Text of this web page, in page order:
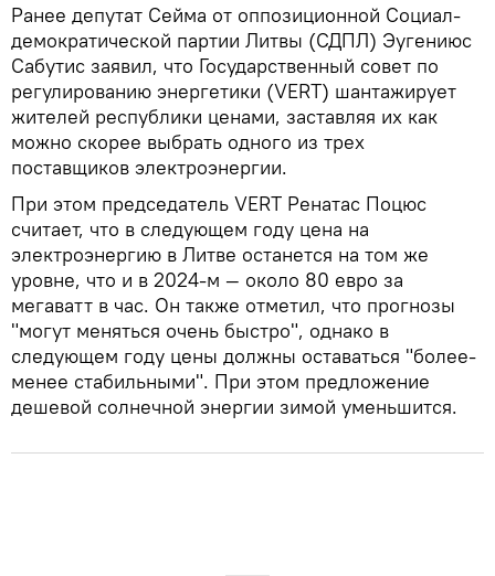
Ранее депутат Сейма от оппозиционной Социал-
демократической партии Литвы (СДПЛ) Эугениюс
Сабутис заявил, что Государственный совет по
регулированию энергетики (VERT) шантажирует
жителей республики ценами, заставляя их как
можно скорее выбрать одного из трех
поставщиков электроэнергии.
При этом председатель VERT Ренатас Поцюс
считает, что в следующем году цена на
электроэнергию в Литве останется на том же
уровне, что и в 2024-м — около 80 евро за
мегаватт в час. Он также отметил, что прогнозы
"могут меняться очень быстро", однако в
следующем году цены должны оставаться "более-
менее стабильными". При этом предложение
дешевой солнечной энергии зимой уменьшится.